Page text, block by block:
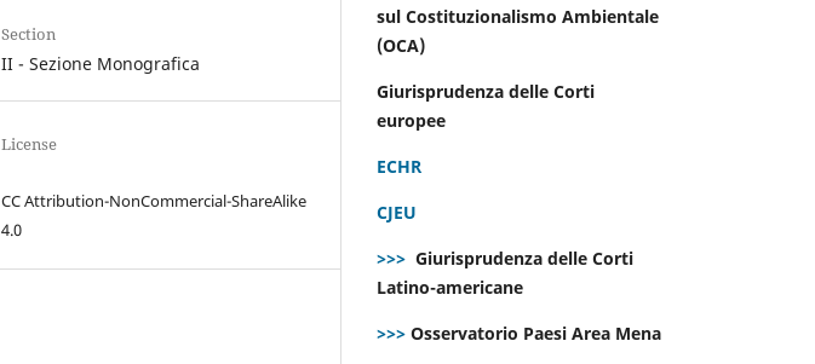
Section
II - Sezione Monografica
License
CC Attribution-NonCommercial-ShareAlike
4.0
sul Costituzionalismo Ambientale
(OCA)
Giurisprudenza delle Corti
europee
ECHR
CJEU
>>> Giurisprudenza delle Corti
Latino-americane
>>> Osservatorio Paesi Area Mena